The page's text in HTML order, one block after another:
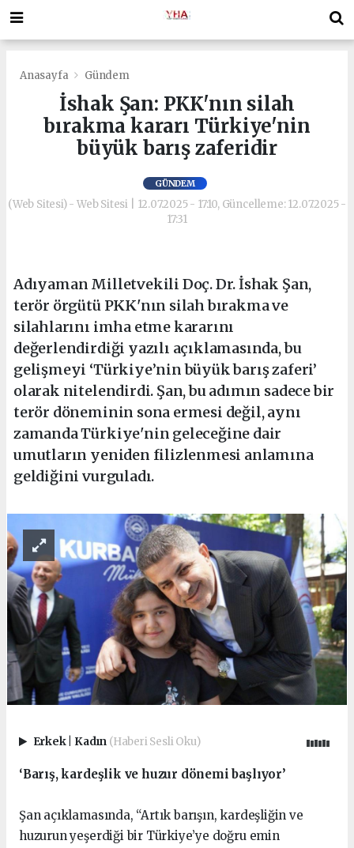
Anasayfa Gündem
İshak Şan: PKK'nın silah
bırakma kararı Türkiye'nin
büyük barış zaferidir
GÜNDEM
(Web Sitesi) - Web Sitesi | 12.07.2025 - 17:10, Güncelleme: 12.07.2025 -
17:31
Adıyaman Milletvekili Doç. Dr. İshak Şan,
terör örgütü PKK'nın silah bırakma ve
silahlarını imha etme kararını
değerlendirdiği yazılı açıklamasında, bu
gelişmeyi ‘Türkiye’nin büyük barış zaferi’
olarak nitelendirdi. Şan, bu adımın sadece bir
terör döneminin sona ermesi değil, aynı
zamanda Türkiye'nin geleceğine dair
umutların yeniden filizlenmesi anlamına
geldiğini vurguladı.
Erkek Kadın (Haberi Sesli Oku)
‘Barış, kardeşlik ve huzur dönemi başlıyor’
Şan açıklamasında, “Artık barışın, kardeşliğin ve
huzurun yeşerdiği bir Türkiye’ye doğru emin